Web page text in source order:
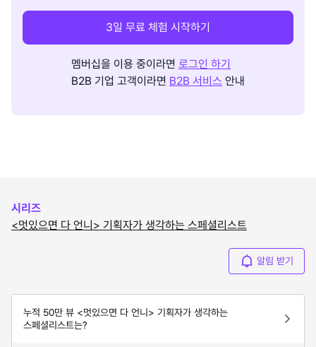
3일 무료 체험 시작하기
멤버십을 이용 중이라면 로그인 하기
B2B 기업 고객이라면 B2B 서비스 안내
시리즈
<멋있으면 다 언니> 기획자가 생각하는 스페셜리스트
알림 받기
누적 50만 뷰 <멋있으면 다 언니> 기획자가 생각하는
스페셜리스트는?